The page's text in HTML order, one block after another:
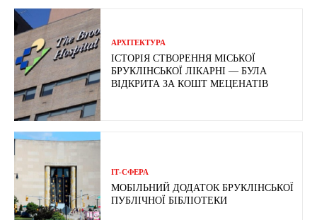
АРХІТЕКТУРА
ІСТОРІЯ СТВОРЕННЯ МІСЬКОЇ
БРУКЛІНСЬКОЇ ЛІКАРНІ — БУЛА
ВІДКРИТА ЗА КОШТ МЕЦЕНАТІВ
ІТ-СФЕРА
МОБІЛЬНИЙ ДОДАТОК БРУКЛІНСЬКОЇ
ПУБЛІЧНОЇ БІБЛІОТЕКИ